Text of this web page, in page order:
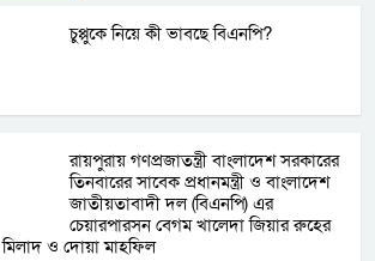
চুপ্পুকে নিয়ে কী ভাবছে বিএনপি?
রায়পুরায় গণপ্রজাতন্ত্রী বাংলাদেশ সরকারের
তিনবারের সাবেক প্রধানমন্ত্রী ও বাংলাদেশ
জাতীয়তাবাদী দল (বিএনপি) এর
চেয়ারপারসন বেগম খালেদা জিয়ার রুহের
ও দোয়া মাহফিল